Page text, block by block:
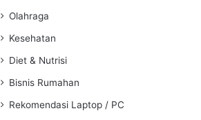
Olahraga
Kesehatan
Diet & Nutrisi
Bisnis Rumahan
Rekomendasi Laptop / PC